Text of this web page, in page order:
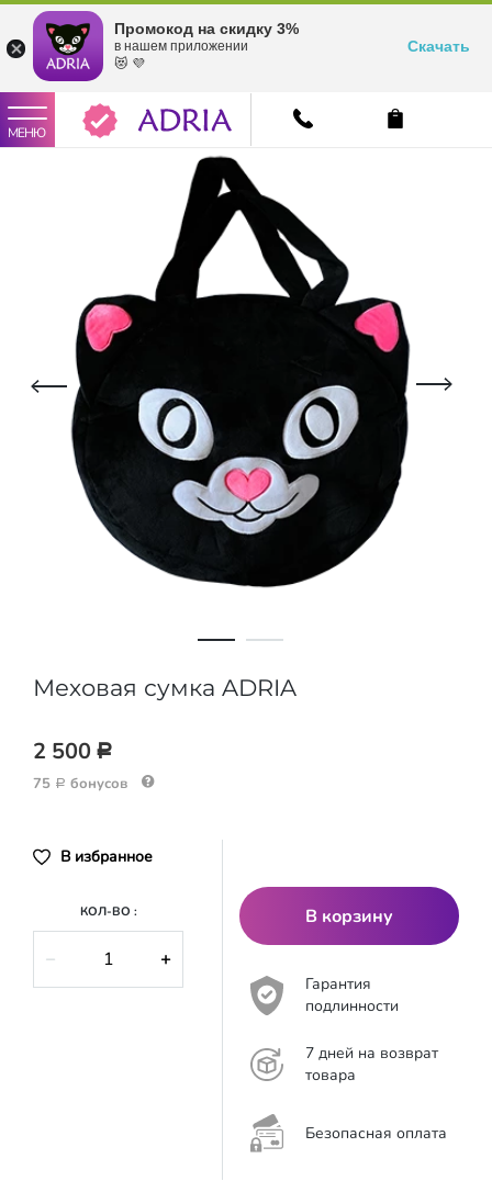
Промокод на скидку 3%
в нашем приложении
😻 💜
Скачать
МЕНЮ
Меховая сумка ADRIA
2 500 Р
75 Р бонусов
В избранное
КОЛ-ВО :
− +
В корзину
Гарантия
подлинности
7 дней на возврат
товара
Безопасная оплата